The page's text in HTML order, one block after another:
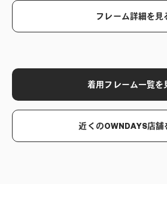
フレーム詳細を見
着用フレーム一覧を
近くのOWNDAYS店舗